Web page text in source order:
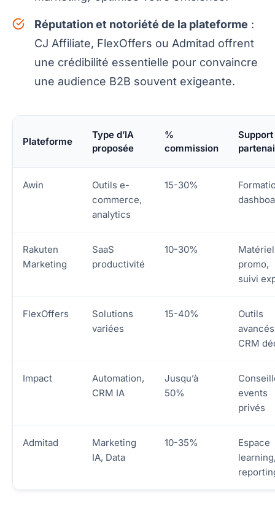
Réputation et notoriété de la plateforme :
CJ Affiliate, FlexOffers ou Admitad offrent
une crédibilité essentielle pour convaincre
une audience B2B souvent exigeante.
Plateforme
Type d’IA
proposée
%
commission
Support
Awin
Outils e-
commerce,
analytics
15-30%
Rakuten
Marketing
SaaS
productivité
10-30%
Matériel
promo,
suivi
FlexOffers
Solutions
variées
15-40%
Outils
CRM
Impact
Automation,
CRM IA
Jusqu’à
50%
events
privés
Admitad
Marketing
IA, Data
10-35%
Espace